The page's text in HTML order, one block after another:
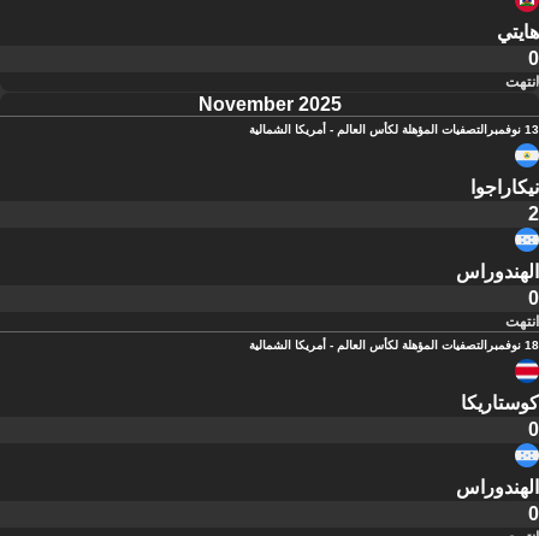
هايتي
0
انتهت
November 2025
13 نوفمبر التصفيات المؤهلة لكأس العالم - أمريكا الشمالية
نيكاراجوا
2
الهندوراس
0
انتهت
18 نوفمبر التصفيات المؤهلة لكأس العالم - أمريكا الشمالية
كوستاريكا
0
الهندوراس
0